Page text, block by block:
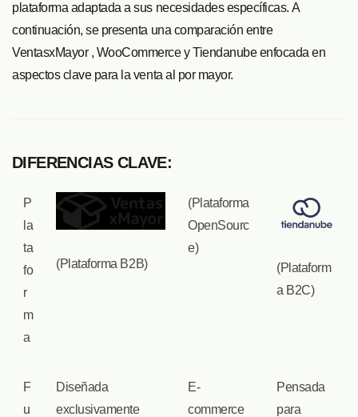
plataforma adaptada a sus necesidades específicas. A
continuación, se presenta una comparación entre
VentasxMayor , WooCommerce y Tiendanube enfocada en
aspectos clave para la venta al por mayor.
DIFERENCIAS CLAVE:
P
la
ta
fo
r
m
a
(Plataforma B2B)
(Plataforma
OpenSourc
e)
(Plataform
a B2C)
F
u
Diseñada
exclusivamente
E-
commerce
Pensada
para